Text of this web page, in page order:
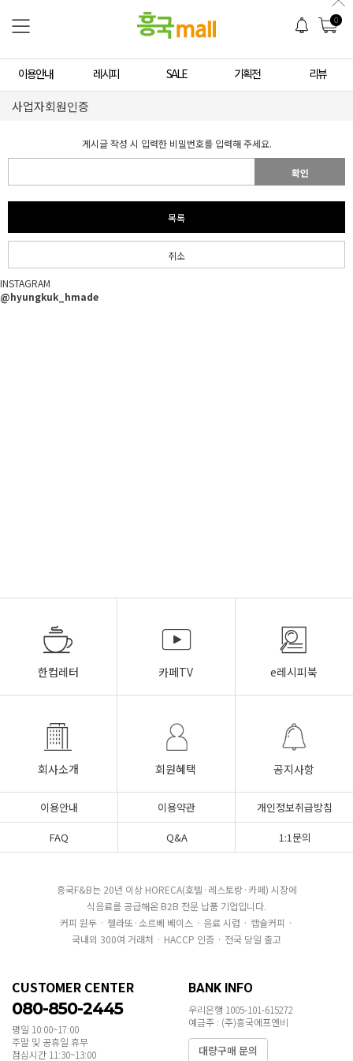
0
이용안내 레시피 SALE 기획전 리뷰
사업자회원인증
게시글 작성 시 입력한 비밀번호를 입력해 주세요.
확인
목록
취소
INSTAGRAM
@hyungkuk_hmade
한컵레터 카페TV e레시피북
회사소개 회원혜택 공지사항
이용안내 이용약관
개인정보취급방침
FAQ
Q&A 1:1문의
흥국F&B는 20년 이상 HORECA(호텔·레스토랑·카페) 시장에
식음료를 공급해온 B2B 전문 납품 기업입니다.
커피 원두 · 젤라또·소르베 베이스 · 음료 시럽 · 캡슐커피 ·
국내외 300여 거래처 · HACCP 인증 · 전국 당일 출고
CUSTOMER CENTER
080-850-2445
평일 10:00~17:00
주말 및 공휴일 휴무
점심시간 11:30~13:00
BANK INFO
우리은행 1005-101-615272
예금주 : (주)흥국에프엔비
대량구매 문의